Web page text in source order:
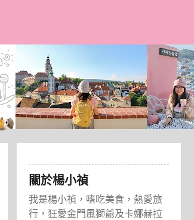
關於楊小禎
我是楊小禎，嗜吃美食，熱愛旅
行，狂愛金門風獅爺及卡娜赫拉